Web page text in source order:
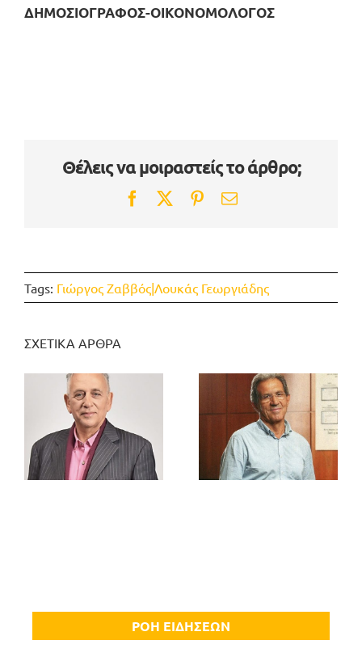
ΔΗΜΟΣΙΟΓΡΑΦΟΣ-ΟΙΚΟΝΟΜΟΛΟΓΟΣ
Θέλεις να μοιραστείς το άρθρο;
Facebook
TwitterPinterest
Email
Tags: Γιώργος Ζαββός|Λουκάς Γεωργιάδης
ΣΧΕΤΙΚΑ ΑΡΘΡΑ
ΡΟΗ ΕΙΔΗΣΕΩΝ